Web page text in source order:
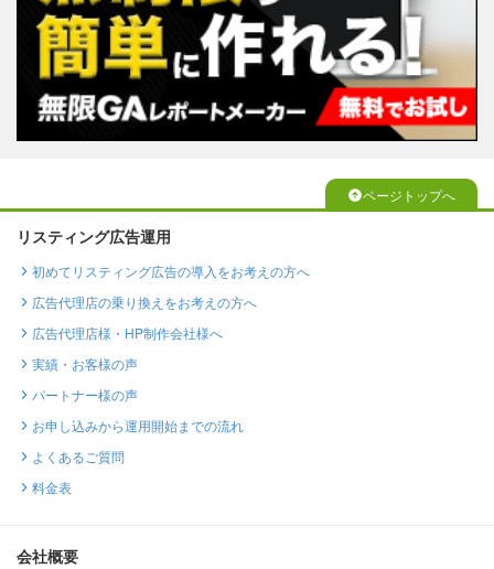
ページトップへ
リスティング広告運用
初めてリスティング広告の導入をお考えの方へ
広告代理店の乗り換えをお考えの方へ
広告代理店様・HP制作会社様へ
実績・お客様の声
パートナー様の声
お申し込みから運用開始までの流れ
よくあるご質問
料金表
会社概要